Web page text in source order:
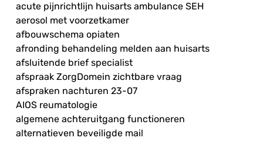
acute pijnrichtlijn huisarts ambulance SEH
aerosol met voorzetkamer
afbouwschema opiaten
afronding behandeling melden aan huisarts
afsluitende brief specialist
afspraak ZorgDomein zichtbare vraag
afspraken nachturen 23-07
AIOS reumatologie
algemene achteruitgang functioneren
alternatieven beveiligde mail